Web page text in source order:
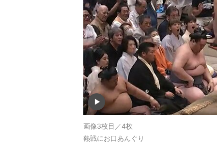
画像3枚目／4枚
熱戦にお口あんぐり